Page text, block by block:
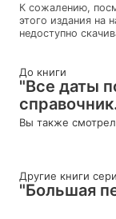
К сожалению,
этого издания на
недоступно
До книги
"Все даты
Вы также
Другие книги
"Большая